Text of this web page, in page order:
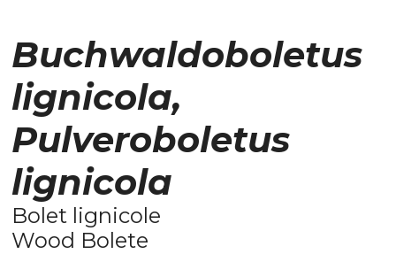
Buchwaldoboletus
lignicola,
Pulveroboletus
lignicola
Bolet lignicole
Wood Bolete